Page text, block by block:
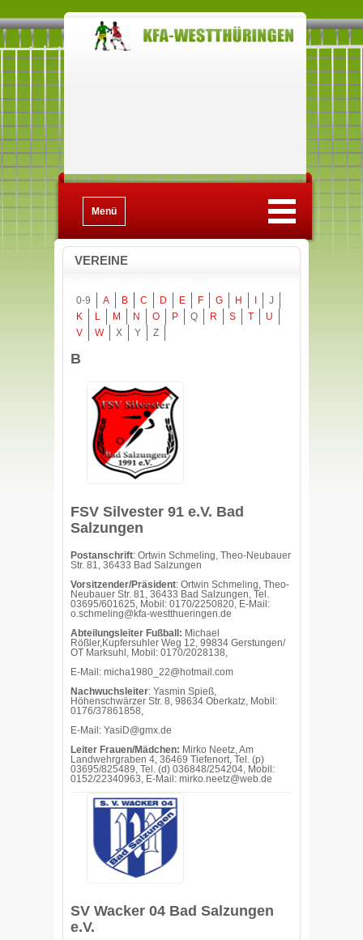
Menü
VEREINE
0-9 A B C D E F G H
J
K
L M N O P Q R S T
U
V
W X Y Z
B
FSV Silvester 91 e.V. Bad
Salzungen
Postanschrift: Ortwin Schmeling, Theo-Neubauer
Str. 81, 36433 Bad Salzungen
Vorsitzender/Präsident: Ortwin Schmeling, Theo-
Neubauer Str. 81, 36433 Bad Salzungen, Tel.
03695/601625, Mobil: 0170/2250820, E-Mail:
o.schmeling@kfa-westthueringen.de
Abteilungsleiter Fußball: Michael
Rößler,Kupfersuhler Weg 12, 99834 Gerstungen/
OT Marksuhl, Mobil: 0170/2028138,
E-Mail: micha1980_22@hotmail.com
Nachwuchsleiter: Yasmin Spieß,
Höhenschwärzer Str. 8, 98634 Oberkatz, Mobil:
0176/37861858,
E-Mail: YasiD@gmx.de
Leiter Frauen/Mädchen: Mirko Neetz, Am
Landwehrgraben 4, 36469 Tiefenort, Tel. (p)
03695/825489, Tel. (d) 036848/254204, Mobil:
0152/22340963, E-Mail: mirko.neetz@web.de
SV Wacker 04 Bad Salzungen
e.V.